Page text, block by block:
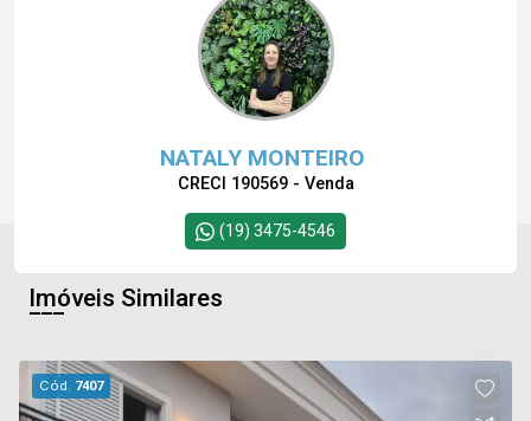
NATALY MONTEIRO
CRECI 190569 - Venda
(19) 3475-4546
Imóveis Similares
Cód. 7407